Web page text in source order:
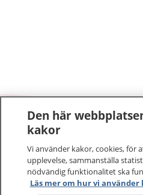
1177–tryggt om
På 1177.se får du råd om
sjukdomar och vilka
Logga in för att läsa din
Den här
kakor
Vi använder kakor, cookies, för
upplevelse, sammanställa
nödvändig funktionalitet ska
Läs mer om hur vi använder